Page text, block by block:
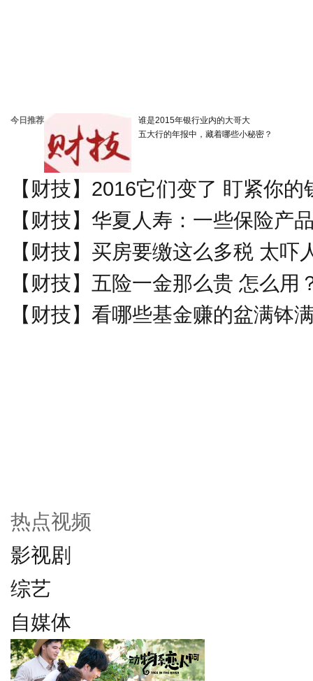
今日推荐
谁是2015年银行业内的大哥大
五大行的年报中，藏着哪些小秘密？
【财技】 2016它们变了 盯紧你的
【财技】 华夏人寿：一些保险产
【财技】 买房要缴这么多税 太吓
【财技】 五险一金那么贵 怎么用
【财技】 看哪些基金赚的盆满钵
热点视频
影视剧
综艺
自媒体